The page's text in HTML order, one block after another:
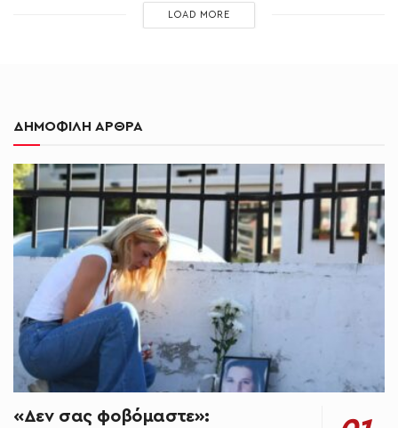
LOAD MORE
ΔΗΜΟΦΙΛΗ ΑΡΘΡΑ
«Δεν σας φοβόμαστε»: